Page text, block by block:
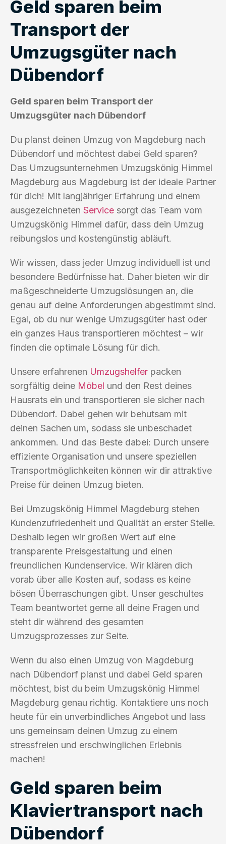
Geld sparen beim
Transport der
Umzugsgüter nach
Dübendorf
Geld sparen beim Transport der
Umzugsgüter nach Dübendorf
Du planst deinen Umzug von Magdeburg nach
Dübendorf und möchtest dabei Geld sparen?
Das Umzugsunternehmen Umzugskönig Himmel
Magdeburg aus Magdeburg ist der ideale Partner
für dich! Mit langjähriger Erfahrung und einem
ausgezeichneten Service sorgt das Team vom
Umzugskönig Himmel dafür, dass dein Umzug
reibungslos und kostengünstig abläuft.
Wir wissen, dass jeder Umzug individuell ist und
besondere Bedürfnisse hat. Daher bieten wir dir
maßgeschneiderte Umzugslösungen an, die
genau auf deine Anforderungen abgestimmt sind.
Egal, ob du nur wenige Umzugsgüter hast oder
ein ganzes Haus transportieren möchtest – wir
finden die optimale Lösung für dich.
Unsere erfahrenen Umzugshelfer packen
sorgfältig deine Möbel und den Rest deines
Hausrats ein und transportieren sie sicher nach
Dübendorf. Dabei gehen wir behutsam mit
deinen Sachen um, sodass sie unbeschadet
ankommen. Und das Beste dabei: Durch unsere
effiziente Organisation und unsere speziellen
Transportmöglichkeiten können wir dir attraktive
Preise für deinen Umzug bieten.
Bei Umzugskönig Himmel Magdeburg stehen
Kundenzufriedenheit und Qualität an erster Stelle.
Deshalb legen wir großen Wert auf eine
transparente Preisgestaltung und einen
freundlichen Kundenservice. Wir klären dich
vorab über alle Kosten auf, sodass es keine
bösen Überraschungen gibt. Unser geschultes
Team beantwortet gerne all deine Fragen und
steht dir während des gesamten
Umzugsprozesses zur Seite.
Wenn du also einen Umzug von Magdeburg
nach Dübendorf planst und dabei Geld sparen
möchtest, bist du beim Umzugskönig Himmel
Magdeburg genau richtig. Kontaktiere uns noch
heute für ein unverbindliches Angebot und lass
uns gemeinsam deinen Umzug zu einem
stressfreien und erschwinglichen Erlebnis
machen!
Geld sparen beim
Klaviertransport nach
Dübendorf